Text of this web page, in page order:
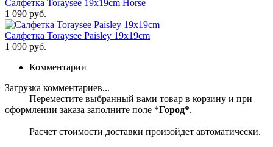
Салфетка Toraysee 19x19cm Horse
1 090 руб.
Салфетка Toraysee Paisley 19x19cm
1 090 руб.
Комментарии
Загрузка комментариев...
Переместите выбранный вами товар в корзину и при
оформлении заказа заполните поле *Город*.
Расчет стоимости доставки произойдет автоматически.